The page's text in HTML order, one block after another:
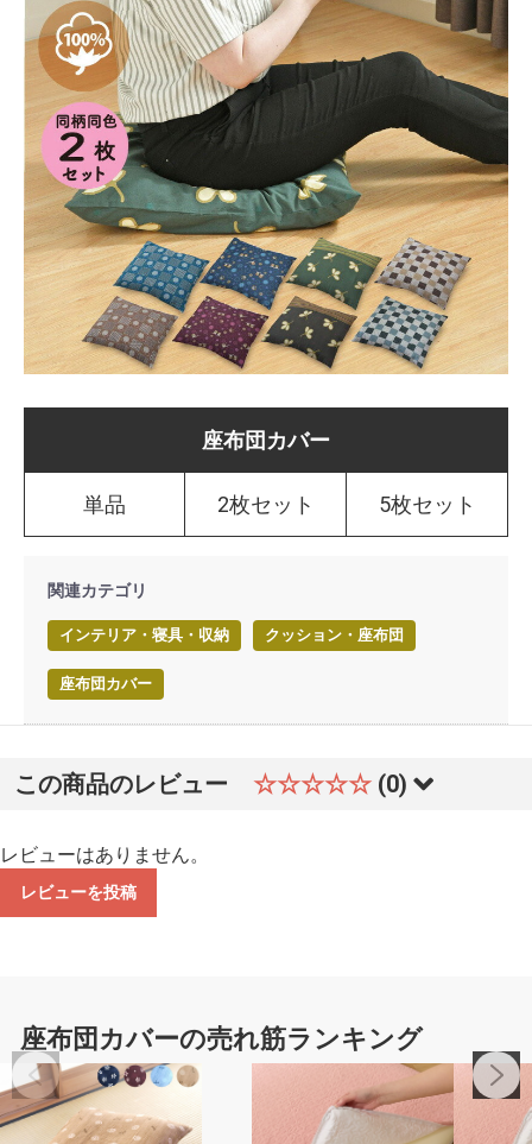
座布団カバー
単品 2枚セット 5枚セット
関連カテゴリ
インテリア・寝具・収納 クッション・座布団
座布団カバー
この商品のレビュー ☆☆☆☆☆ (0)
レビューはありません。
レビューを投稿
座布団カバーの売れ筋ランキング